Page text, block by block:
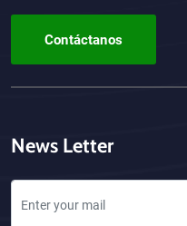
Contáctanos
News Letter